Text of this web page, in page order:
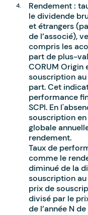
Rendement :
le dividende
et étrangers
de l’associé),
compris les
part de plus-
CORUM Origin
souscription au
part. Cet
performance
SCPI. En
souscription
globale
rendement.
Taux de
comme le
diminué de la
souscription au
prix de
divisé par le
de l’année N